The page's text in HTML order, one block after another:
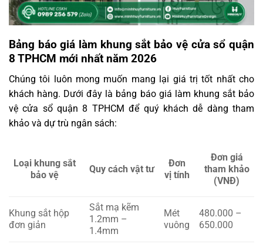
Bảng báo giá làm khung sắt bảo vệ cửa sổ quận
8 TPHCM mới nhất năm 2026
Chúng tôi luôn mong muốn mang lại giá trị tốt nhất cho
khách hàng. Dưới đây là bảng báo giá làm khung sắt bảo
vệ cửa sổ quận 8 TPHCM để quý khách dễ dàng tham
khảo và dự trù ngân sách:
Loại khung sắt
bảo vệ
Quy cách vật tư
Đơn
vị tính
Đơn giá
tham khảo
(VNĐ)
Khung sắt hộp
đơn giản
Sắt mạ kẽm
1.2mm –
1.4mm
Mét
vuông
480.000 –
650.000